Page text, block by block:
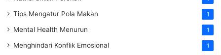
Tips Mengatur Pola Makan 1
Mental Health Menurun 1
Menghindari Konflik Emosional 1